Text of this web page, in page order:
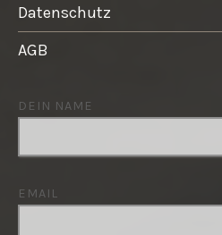
Datenschutz
AGB
DEIN NAME
EMAIL